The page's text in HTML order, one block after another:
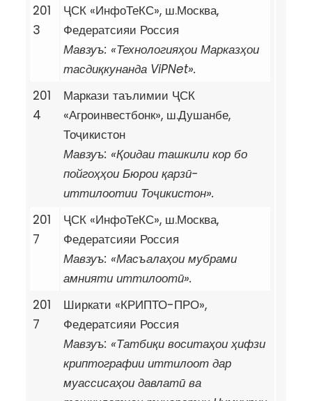
201
3
ҶСК «ИнфоТеКС», ш.Москва,
Федератсияи Россия
Мавзуъ: «Технологияҳои Марказҳои
тасдиқкунанда ViPNet».
201
4
Маркази таълимии ҶСК
«Агроинвестбонк», ш.Душанбе,
Тоҷикистон
Мавзуъ: «Қоидаи ташкили кор бо
пойгоҳҳои Бюрои қарзӣ-
иттилоотии Тоҷикистон».
201
7
ҶСК «ИнфоТеКС», ш.Москва,
Федератсияи Россия
Мавзуъ: «Масъалаҳои мубрами
амнияти иттилоотӣ».
201
7
Ширкати «КРИПТО-ПРО»,
Федератсияи Россия
Мавзуъ: «Татбиқи воситаҳои ҳифзи
криптографии иттилоот дар
муассисаҳои давлатӣ ва